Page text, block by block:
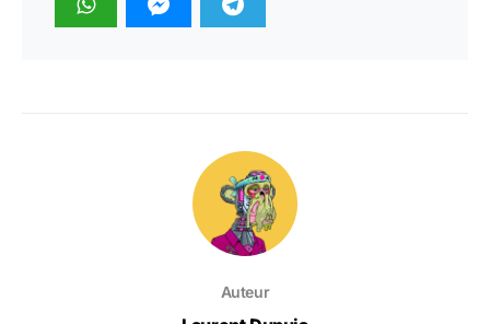
Auteur